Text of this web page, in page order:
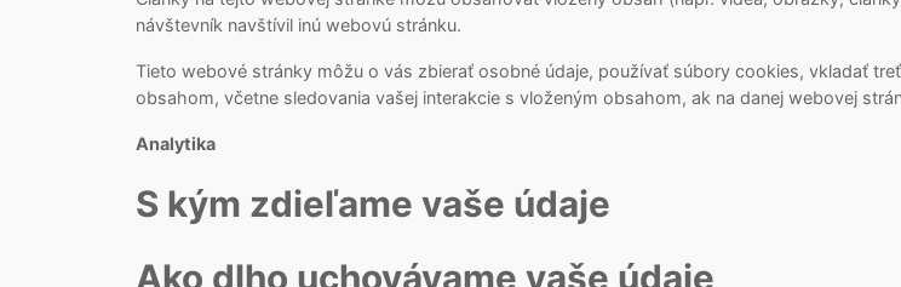
návštevník navštívil inú webovú stránku.
Tieto webové stránky môžu o vás zbierať osobné údaje, používať súbory cookies, vkladať
obsahom, včetne sledovania vašej interakcie s vloženým obsahom, ak na danej webovej
Analytika
S kým zdieľame vaše údaje
Ako dlho uchovávame vaše údaje